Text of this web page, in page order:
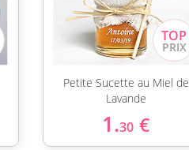
Petite Sucette au Miel de
Lavande
1.30 €